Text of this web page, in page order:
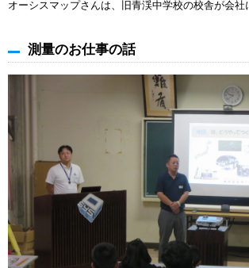
オーシスマップさんは、旧青渓中学校の校舎が会社
測量のお仕事の話